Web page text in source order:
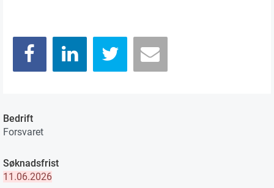
Bedrift
Forsvaret
Søknadsfrist
11.06.2026